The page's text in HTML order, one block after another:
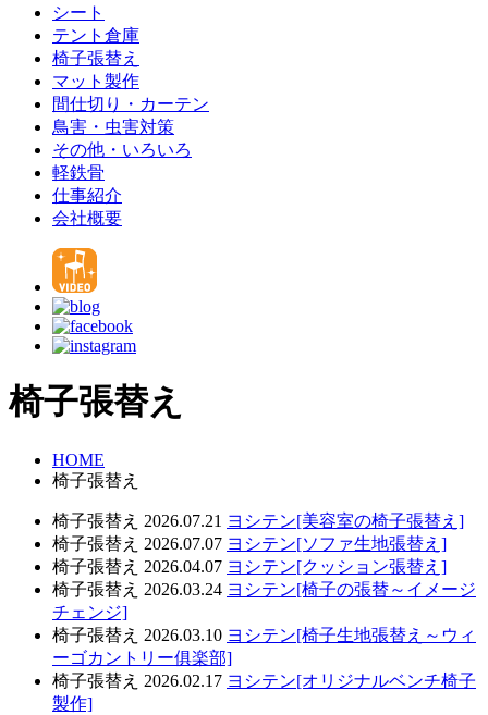
シート
テント倉庫
椅子張替え
マット製作
間仕切り・カーテン
鳥害・虫害対策
その他・いろいろ
軽鉄骨
仕事紹介
会社概要
椅子張替え
HOME
椅子張替え
椅子張替え 2026.07.21 ヨシテン[美容室の椅子張替え]
椅子張替え 2026.07.07 ヨシテン[ソファ生地張替え]
椅子張替え 2026.04.07 ヨシテン[クッション張替え]
椅子張替え 2026.03.24 ヨシテン[椅子の張替～イメージ
チェンジ]
椅子張替え 2026.03.10 ヨシテン[椅子生地張替え～ウィ
ーゴカントリー俱楽部]
椅子張替え 2026.02.17 ヨシテン[オリジナルベンチ椅子
製作]